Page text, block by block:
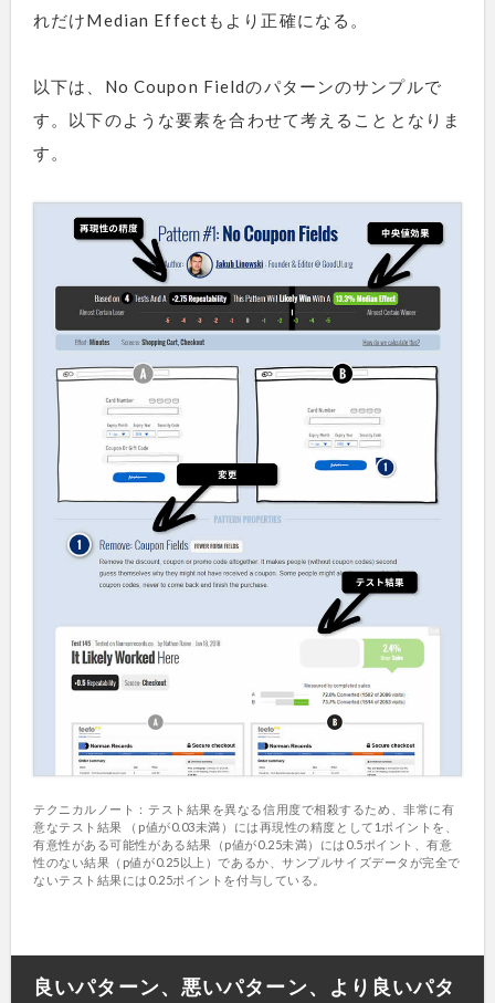
れだけMedian Effectもより正確になる。
以下は、No Coupon Fieldのパターンのサンプルで
す。以下のような要素を合わせて考えることとなりま
す。
テクニカルノート：テスト結果を異なる信用度で相殺するため、非常に有
意なテスト結果 （p値が0.03未満）には再現性の精度として1ポイントを、
有意性がある可能性がある結果（p値が0.25未満）には0.5ポイント、有意
性のない結果（p値が0.25以上）であるか、サンプルサイズデータが完全で
ないテスト結果には0.25ポイントを付与している。
良いパターン、悪いパターン、より良いパタ